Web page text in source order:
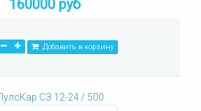
160000 руб
Добавить в корзину
СЗ 12-24 / 500